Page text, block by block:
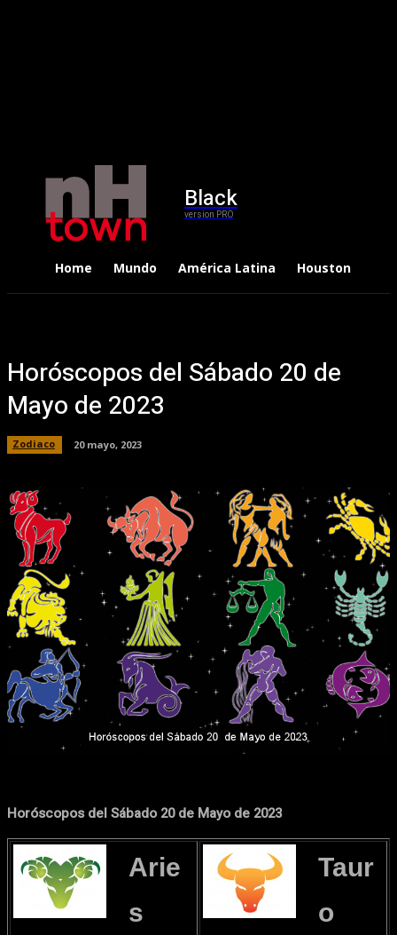
Black
version PRO
Home Mundo América Latina Houston
Horóscopos del Sábado 20 de
Mayo de 2023
Zodiaco 20 mayo, 2023
Facebook Pinterest WhatsApp
Horóscopos del Sábado 20 de Mayo de 2023
Arie
s
Taur
o